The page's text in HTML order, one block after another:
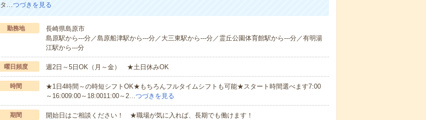
タ…つづきを見る
勤務地
長崎県島原市
島原駅から---分／島原船津駅から---分／大三東駅から---分／霊丘公園体育館駅から---分／有明湯
江駅から---分
曜日頻度 週2日～5日OK（月～金） ★土日休みOK
時間
★1日4時間～の時短シフトOK★もちろんフルタイムシフトも可能★スタート時間選べます7:00
～16:009:00～18:0011:00～2…つづきを見る
期間 開始日はご相談ください！ ★職場が気に入れば、長期でも働けます！